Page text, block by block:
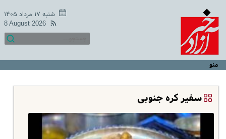
شنبه ۱۷ مرداد ۱۴۰۵
8 August 2026
منو
سفیر کره جنوبی